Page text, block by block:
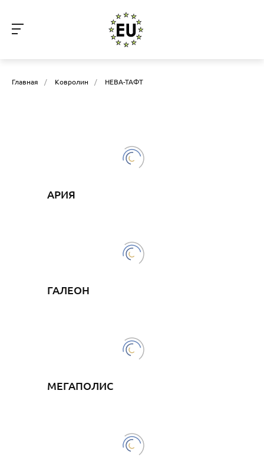
Главная / Ковролин / НЕВА-ТАФТ
АРИЯ
ГАЛЕОН
МЕГАПОЛИС